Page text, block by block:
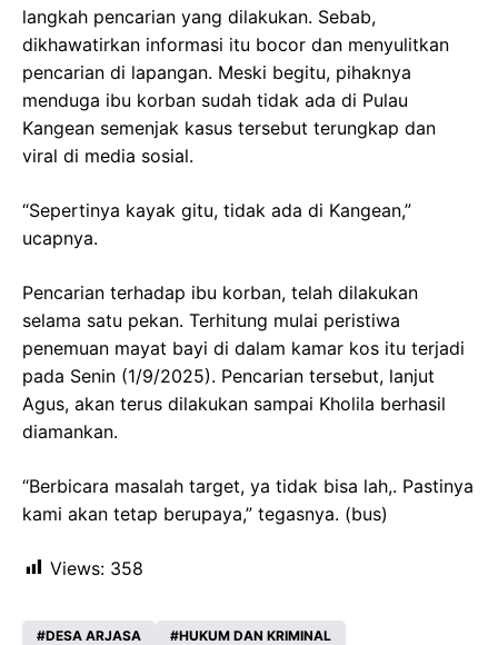
langkah pencarian yang dilakukan. Sebab,
dikhawatirkan informasi itu bocor dan menyulitkan
pencarian di lapangan. Meski begitu, pihaknya
menduga ibu korban sudah tidak ada di Pulau
Kangean semenjak kasus tersebut terungkap dan
viral di media sosial.
“Sepertinya kayak gitu, tidak ada di Kangean,”
ucapnya.
Pencarian terhadap ibu korban, telah dilakukan
selama satu pekan. Terhitung mulai peristiwa
penemuan mayat bayi di dalam kamar kos itu terjadi
pada Senin (1/9/2025). Pencarian tersebut, lanjut
Agus, akan terus dilakukan sampai Kholila berhasil
diamankan.
“Berbicara masalah target, ya tidak bisa lah,. Pastinya
kami akan tetap berupaya,” tegasnya. (bus)
Views: 358
DESA ARJASA
HUKUM DAN KRIMINAL